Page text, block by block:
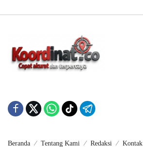
Beranda Tentang Kami Redaksi